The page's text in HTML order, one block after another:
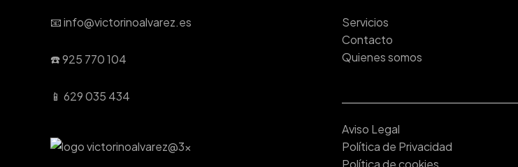
📧 info@victorinoalvarez.es
☎️ 925 770 104
📱 629 035 434
Servicios
Contacto
Quienes somos
Aviso Legal
Política de Privacidad
Política de cookies